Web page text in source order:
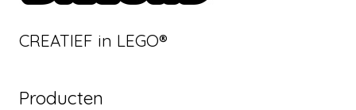
CREATIEF in LEGO®
Producten